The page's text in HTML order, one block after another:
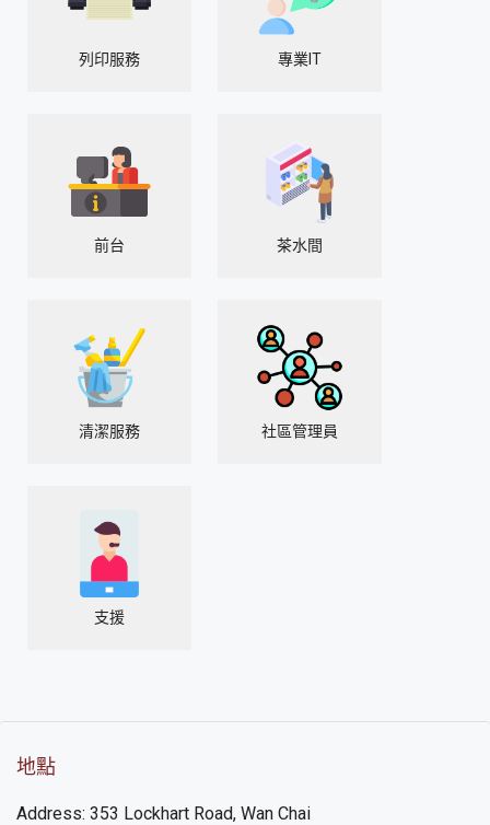
列印服務 專業IT
前台 茶水間
清潔服務 社區管理員
支援
地點
Address: 353 Lockhart Road, Wan Chai